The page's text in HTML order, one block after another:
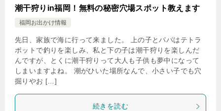
潮干狩りin福岡！無料の秘密穴場スポット教えます
福岡お出かけ情報
先日、家族で海に行って来ました。 上の子とパパはテトラ
ポットで釣りを楽しみ、私と下の子は潮干狩りを楽しんだ
んですが、とくに潮干狩りって大人も子供も夢中になって
しまいますよね。 潮がひいた場所なんで、小さい子でも穴
掘りやお […]
続きを読む